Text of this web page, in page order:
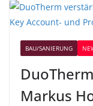
BAU/SANIERUNG
Markus